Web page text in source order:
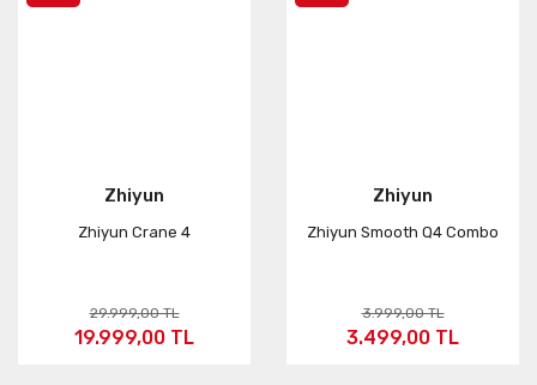
Zhiyun
Zhiyun Crane 4
29.999,00 TL
19.999,00 TL
Zhiyun
Zhiyun Smooth Q4 Combo
3.999,00 TL
3.499,00 TL